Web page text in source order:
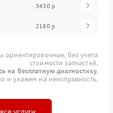
3430 р
2180 р
ориентировочные, без учета
стоимости запчастей.
на бесплатную диагностику.
и укажем на неисправность.